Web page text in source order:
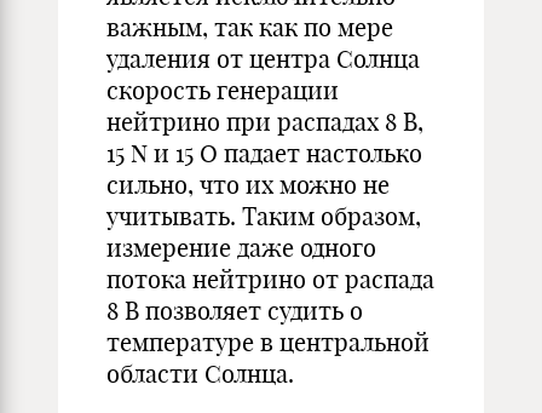
важным, так как по мере
удаления от центра Солнца
скорость генерации
нейтрино при распадах 8 В,
15 N и 15 О падает настолько
сильно, что их можно не
учитывать. Таким образом,
измерение даже одного
потока нейтрино от распада
8 В позволяет судить о
температуре в центральной
области Солнца.